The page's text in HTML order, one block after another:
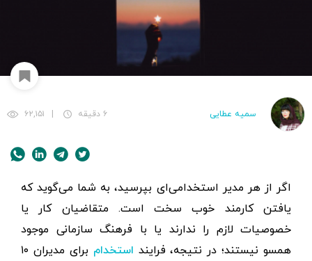
سمیه عطایی ۶ دقیقه ۶۲,۱۵۱
اگر از هر مدیر استخدامی‌ای بپرسید، به شما می‌گوید که
یافتن کارمند خوب سخت است. متقاضیان کار یا
خصوصیات لازم را ندارند یا با فرهنگ سازمانی موجود
همسو نیستند؛ در نتیجه، فرایند استخدام
برای مدیران ۱۰